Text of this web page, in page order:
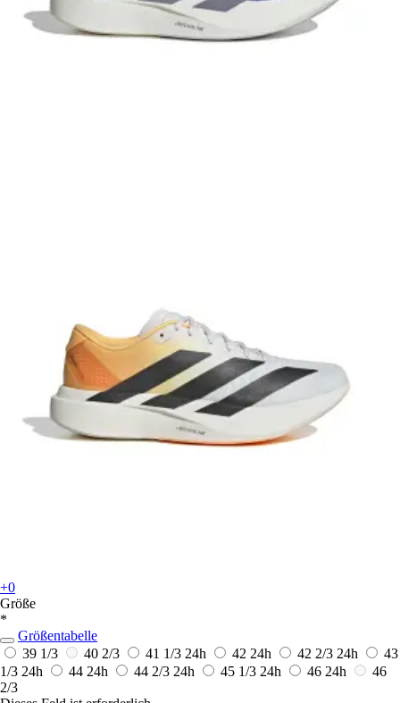
+0
Größe
*
Größentabelle
39 1/3
40 2/3 41 1/3 24h 42 24h 42 2/3 24h
43
1/3 24h 44 24h 44 2/3 24h 45 1/3 24h 46 24h
46
2/3